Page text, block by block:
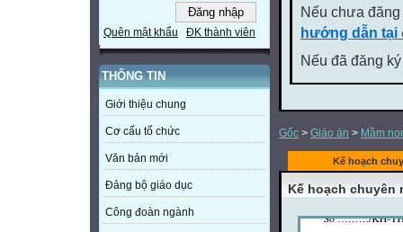
Quên mật khẩu ĐK thành viên
THÔNG TIN
Giới thiệu chung
Cơ cấu tổ chức
Văn bản mới
Đảng bộ giáo dục
Công đoàn ngành
Nếu chưa
hướng dẫn tại
Nếu đã đăng
Gốc > Giáo án > Mầm
Kế hoạch
Kế hoạch chuyên